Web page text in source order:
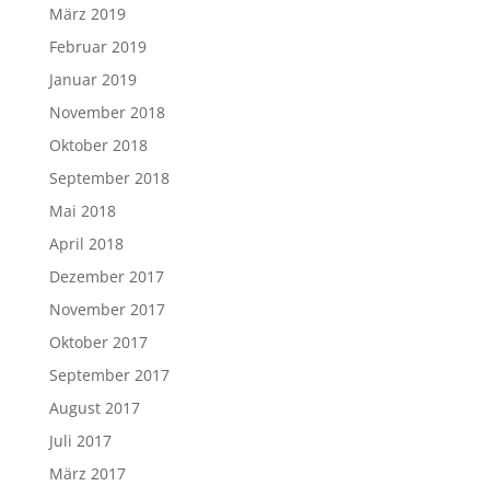
März 2019
Februar 2019
Januar 2019
November 2018
Oktober 2018
September 2018
Mai 2018
April 2018
Dezember 2017
November 2017
Oktober 2017
September 2017
August 2017
Juli 2017
März 2017